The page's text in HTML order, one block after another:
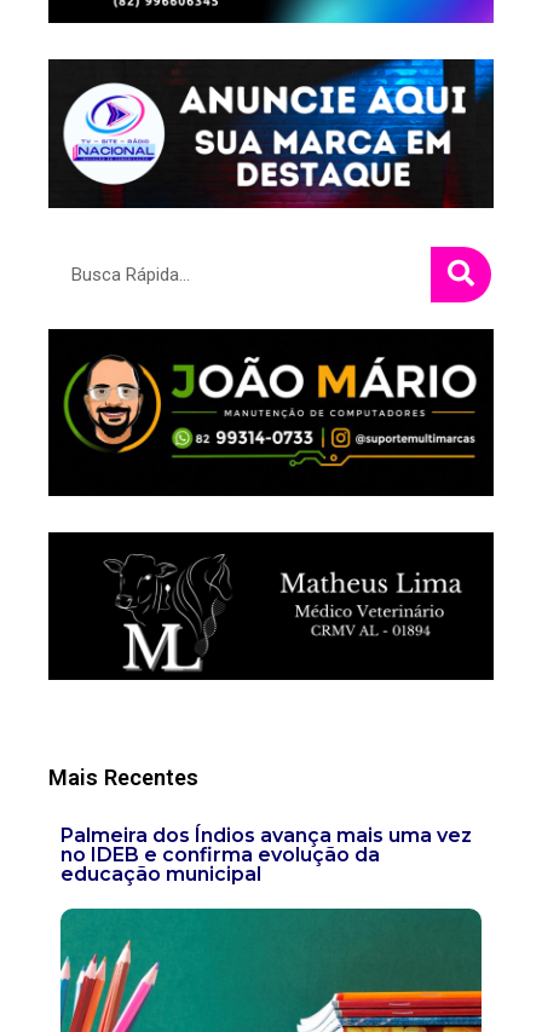
Mais Recentes
Palmeira dos Índios avança mais uma vez
no IDEB e confirma evolução da
educação municipal